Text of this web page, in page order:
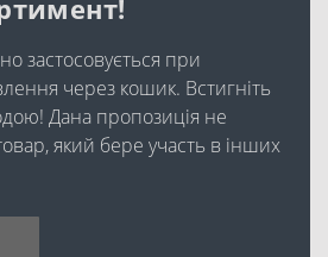
застосовується при
через кошик. Встигніть
Дана пропозиція не
який бере участь в інших